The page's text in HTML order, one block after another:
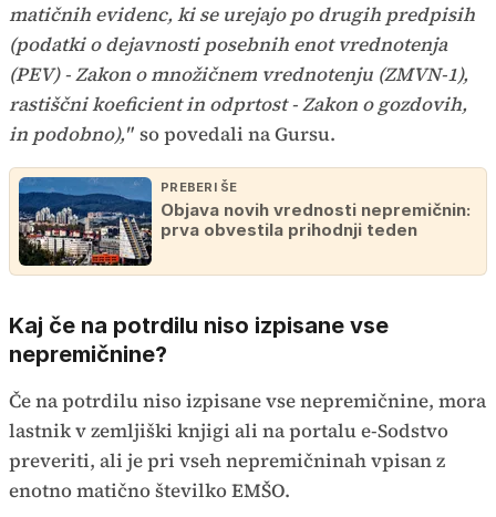
matičnih evidenc, ki se urejajo po drugih predpisih
(podatki o dejavnosti posebnih enot vrednotenja
(PEV) - Zakon o množičnem vrednotenju (ZMVN-1),
rastiščni koeficient in odprtost - Zakon o gozdovih,
in podobno)," so povedali na Gursu.
PREBERI ŠE
Objava novih vrednosti nepremičnin:
prva obvestila prihodnji teden
Kaj če na potrdilu niso izpisane vse
nepremičnine?
Če na potrdilu niso izpisane vse nepremičnine, mora
lastnik v zemljiški knjigi ali na portalu e-Sodstvo
preveriti, ali je pri vseh nepremičninah vpisan z
enotno matično številko EMŠO.